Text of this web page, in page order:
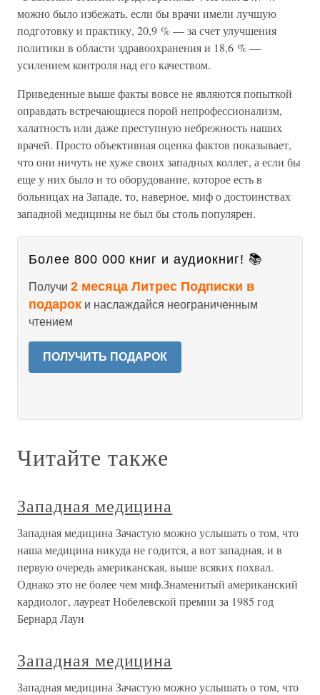
можно было избежать, если бы врачи имели лучшую
подготовку и практику, 20,9 % — за счет улучшения
политики в области здравоохранения и 18,6 % —
усилением контроля над его качеством.
Приведенные выше факты вовсе не являются попыткой
оправдать встречающиеся порой непрофессионализм,
халатность или даже преступную небрежность наших
врачей. Просто объективная оценка фактов показывает,
что они ничуть не хуже своих западных коллег, а если бы
еще у них было и то оборудование, которое есть в
больницах на Западе, то, наверное, миф о достоинствах
западной медицины не был бы столь популярен.
Более 800 000 книг и аудиокниг! 📚
Получи 2 месяца Литрес Подписки в
подарок и наслаждайся неограниченным
чтением
ПОЛУЧИТЬ ПОДАРОК
Читайте также
Западная медицина
Западная медицина Зачастую можно услышать о том, что
наша медицина никуда не годится, а вот западная, и в
первую очередь американская, выше всяких похвал.
Однако это не более чем миф.Знаменитый американский
кардиолог, лауреат Нобелевской премии за 1985 год
Бернард Лаун
Западная медицина
Западная медицина Зачастую можно услышать о том, что